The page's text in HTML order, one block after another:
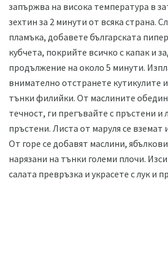
запържва на висока температура в
зехтин за 2 минути от всяка страна.
пламъка, добавете българската
кубчета, покрийте всичко с капак и
продължение на около 5 минути.
внимателно отстранете кутикулите
тънки филийки. От маслините
течност, ги прегъвайте с пръстени и
пръстени. Листа от маруля се вземат
От горе се добавят маслини,
нарязани на тънки големи плочи.
салата превръзка и украсете с лук и